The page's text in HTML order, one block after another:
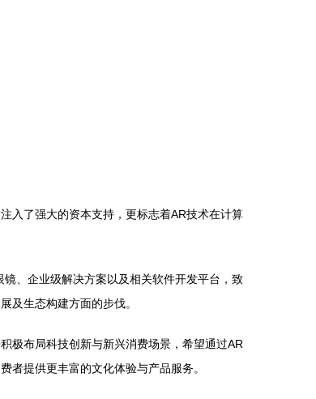
入了强大的资本支持，更标志着AR技术在计算
、企业级解决方案以及相关软件开发平台，致
及生态构建方面的步伐。
极布局科技创新与新兴消费场景，希望通过AR
者提供更丰富的文化体验与产品服务。